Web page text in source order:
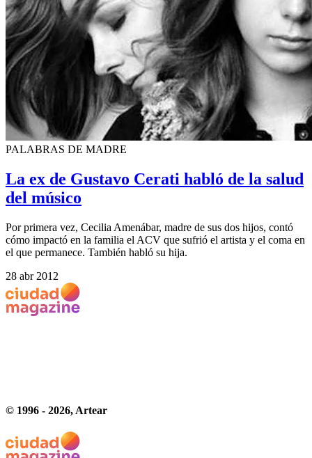
PALABRAS DE MADRE
La ex de Gustavo Cerati habló de la salud
del músico
Por primera vez, Cecilia Amenábar, madre de sus dos hijos, contó
cómo impactó en la familia el ACV que sufrió el artista y el coma en
el que permanece. También habló su hija.
28 abr 2012
© 1996 - 2026, Artear